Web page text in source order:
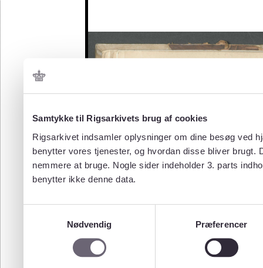
Samtykke til Rigsarkivets brug af cookies
Rigsarkivet indsamler oplysninger om dine besøg ved
benytter vores tjenester, og hvordan disse bliver
nemmere at bruge. Nogle sider indeholder 3. parts
benytter ikke denne data.
Nødvendig
Præferencer